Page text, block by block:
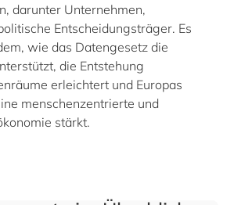
darunter Unternehmen,
Entscheidungsträger. Es
wie das Datengesetz die
die Entstehung
erleichtert und Europas
menschenzentrierte und
stärkt.